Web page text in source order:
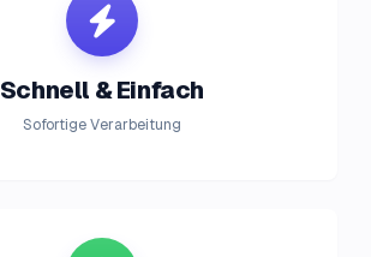
Schnell & Einfach
Sofortige Verarbeitung